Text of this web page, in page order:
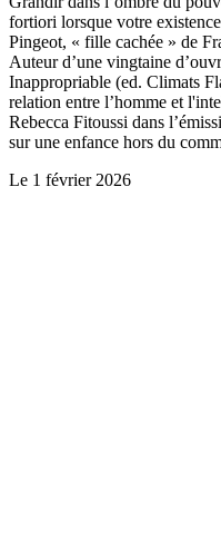
fortiori lorsque votre
Pingeot, « fille cachée » de
Auteur d’une vingtaine
Inappropriable (ed. Climats
relation entre l’homme et
Rebecca Fitoussi dans
sur une enfance hors du
Le 1 février 2026